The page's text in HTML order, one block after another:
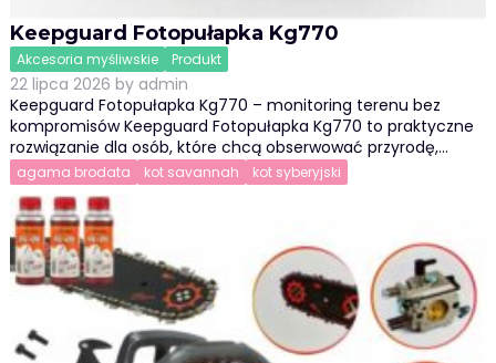
Keepguard Fotopułapka Kg770
Akcesoria myśliwskie Produkt
22 lipca 2026 by admin
Keepguard Fotopułapka Kg770 – monitoring terenu bez
kompromisów Keepguard Fotopułapka Kg770 to praktyczne
rozwiązanie dla osób, które chcą obserwować przyrodę,…
agama brodata kot savannah kot syberyjski